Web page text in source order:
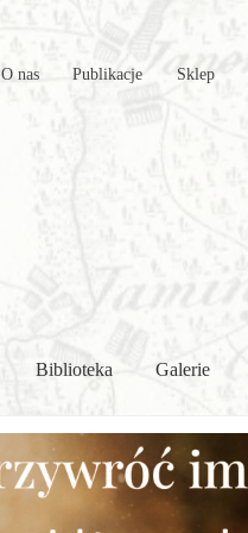
O nas Publikacje Sklep
Biblioteka Galerie